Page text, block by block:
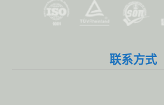
联系方式